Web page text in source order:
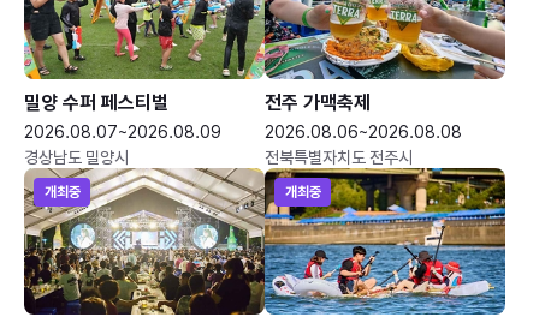
밀양 수퍼 페스티벌
2026.08.07~2026.08.09
경상남도 밀양시
전주 가맥축제
2026.08.06~2026.08.08
전북특별자치도 전주시
개최중 개최중